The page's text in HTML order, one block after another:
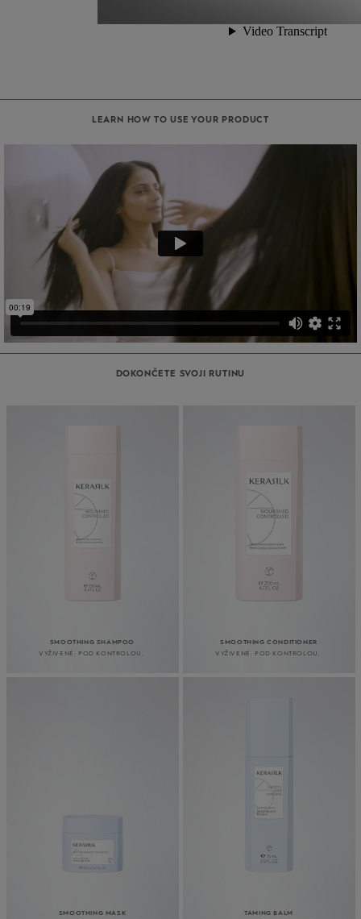
LEARN HOW TO USE YOUR PRODUCT
DOKONČETE SVOJI RUTINU
SMOOTHING SHAMPOO
VYŽIVENÉ. POD KONTROLOU.
SMOOTHING CONDITIONER
VYŽIVENÉ. POD KONTROLOU.
SMOOTHING MASK
TAMING BALM